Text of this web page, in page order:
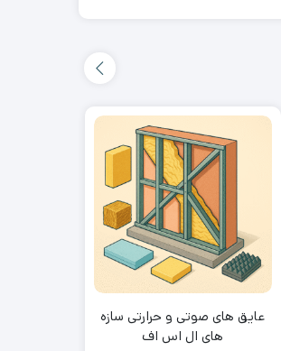
عایق های صوتی و حرارتی سازه
های ال اس اف